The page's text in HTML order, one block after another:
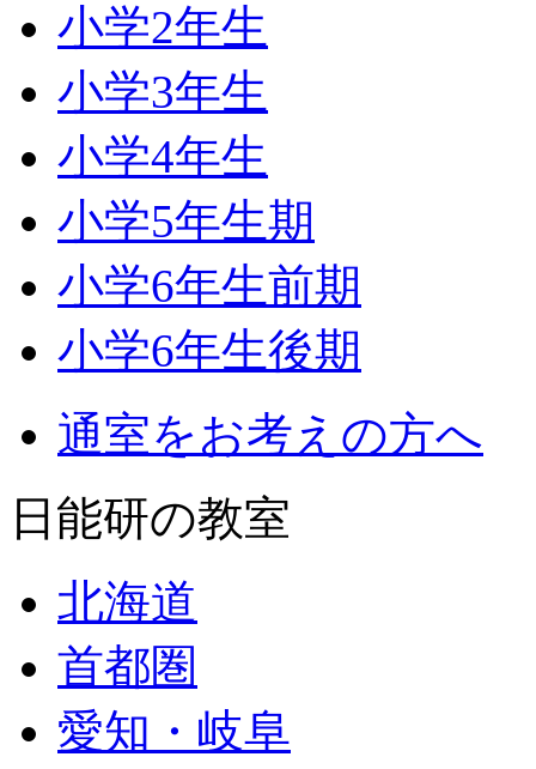
小学2年生
小学3年生
小学4年生
小学5年生期
小学6年生前期
小学6年生後期
通室をお考えの方へ
日能研の教室
北海道
首都圏
愛知・岐阜